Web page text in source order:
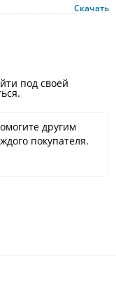
Скачать
под своей
другим
покупателя.